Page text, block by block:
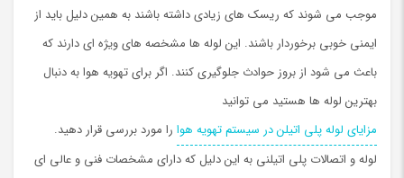
موجب می شوند که ریسک های زیادی داشته باشند به همین دلیل باید از
ایمنی خوبی برخوردار باشند. این لوله ها مشخصه های ویژه ای دارند که
باعث می شود از بروز حوادث جلوگیری کنند. اگر برای تهویه هوا به دنبال
بهترین لوله ها هستید می توانید
مزایای لوله پلی اتیلن در سیستم تهویه هوا را مورد بررسی قرار دهید.
لوله و اتصالات پلی اتیلنی به این دلیل که دارای مشخصات فنی و عالی ای